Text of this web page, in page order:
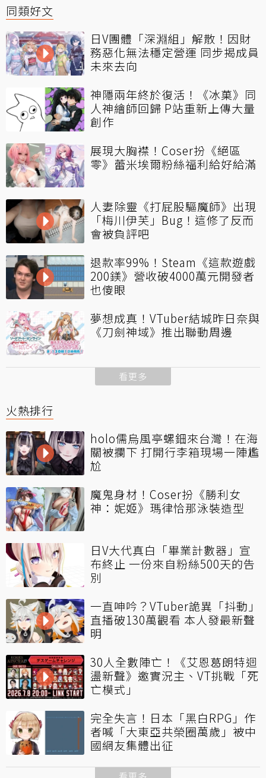
同類好文
日V團體「深淵組」解散！因財
務惡化無法穩定營運 同步揭成員
未來去向
神隱兩年終於復活！《冰菓》同
人神繪師回歸 P站重新上傳大量
創作
展現大胸襟！Coser扮《絕區
零》蕾米埃爾粉絲福利給好給滿
人妻除靈《打屁股驅魔師》出現
「梅川伊芙」Bug！這修了反而
會被負評吧
退款率99%！Steam《這款遊戲
200鎂》營收破4000萬元開發者
也傻眼
夢想成真！VTuber結城昨日奈與
《刀劍神域》推出聯動周邊
看更多
火熱排行
holo儒烏風亭螺鈿來台灣！在海
關被攔下 打開行李箱現場一陣尷
尬
魔鬼身材！Coser扮《勝利女
神：妮姬》瑪律恰那泳裝造型
日V大代真白「畢業計數器」宣
布終止 一份來自粉絲500天的告
別
一直呻吟？VTuber詭異「抖動」
直播破130萬觀看 本人發最新聲
明
30人全數陣亡！《艾恩葛朗特迴
盪新聲》邀實況主、VT挑戰「死
亡模式」
完全失言！日本「黑白RPG」作
者喊「大東亞共榮圈萬歲」被中
國網友集體出征